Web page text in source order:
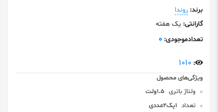
برند: روندا
گارانتی: یک هفته
تعدادموجودی: 0
:
1010
ولتاژ باتری 1.5ولت
تعداد 1پک2عددی